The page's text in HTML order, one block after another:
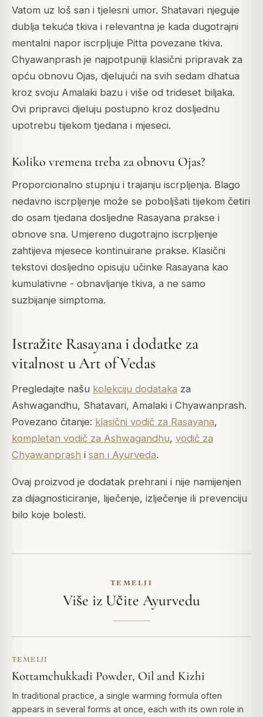
Vatom uz loš san i tjelesni umor. Shatavari njeguje
dublja tekuća tkiva i relevantna je kada dugotrajni
mentalni napor iscrpljuje Pitta povezane tkiva.
Chyawanprash je najpotpuniji klasični pripravak za
opću obnovu Ojas, djelujući na svih sedam dhatua
kroz svoju Amalaki bazu i više od trideset biljaka.
Ovi pripravci djeluju postupno kroz dosljednu
upotrebu tijekom tjedana i mjeseci.
Koliko vremena treba za obnovu Ojas?
Proporcionalno stupnju i trajanju iscrpljenja. Blago
nedavno iscrpljenje može se poboljšati tijekom četiri
do osam tjedana dosljedne Rasayana prakse i
obnove sna. Umjereno dugotrajno iscrpljenje
zahtijeva mjesece kontinuirane prakse. Klasični
tekstovi dosljedno opisuju učinke Rasayana kao
kumulativne - obnavljanje tkiva, a ne samo
suzbijanje simptoma.
Istražite Rasayana i dodatke za
vitalnost u Art of Vedas
Pregledajte našu kolekciju dodataka za
Ashwagandhu, Shatavari, Amalaki i Chyawanprash.
Povezano čitanje: klasični vodič za Rasayana,
kompletan vodič za Ashwagandhu, vodič za
Chyawanprash i san i Ayurveda.
Ovaj proizvod je dodatak prehrani i nije namijenjen
za dijagnosticiranje, liječenje, izlječenje ili prevenciju
bilo koje bolesti.
TEMELJI
Više iz Učite Ayurvedu
TEMELJI
Kottamchukkadi Powder, Oil and Kizhi
In traditional practice, a single warming formula often
appears in several forms at once, each with its own role in